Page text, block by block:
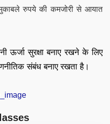
रुपये की कमजोरी से आयात
ऊर्जा सुरक्षा बनाए रखने के लिए
संबंध बनाए रखता है।